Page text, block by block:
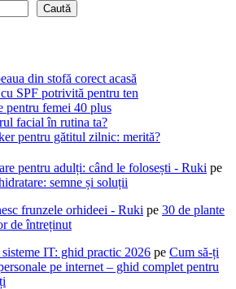
Caută
din stofă corect acasă
SPF potrivită pentru ten
pentru femei 40 plus
facial în rutina ta?
pentru gătitul zilnic: merită?
pentru adulți: când le folosești - Ruki pe
semne și soluții
frunzele orhideei - Ruki pe 30 de plante
de întreținut
IT: ghid practic 2026 pe Cum să-ți
pe internet – ghid complet pentru